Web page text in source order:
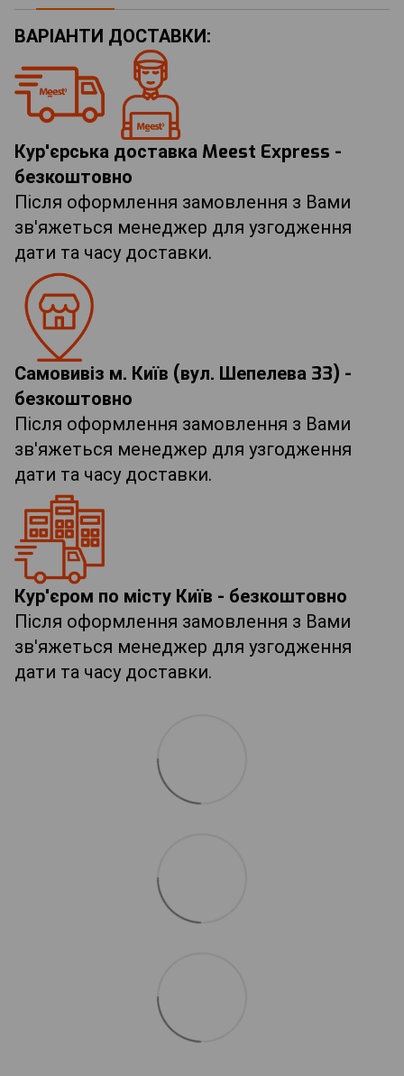
ВАРІАНТИ ДОСТАВКИ:
Кур'єрська доставка Meest Express -
безкоштовно
Після оформлення замовлення з Вами
зв'яжеться менеджер для узгодження
дати та часу доставки.
Самовивіз м. Київ (вул. Шепелева 33) -
безкоштовно
Після оформлення замовлення з Вами
зв'яжеться менеджер для узгодження
дати та часу доставки.
Кур'єром по місту Київ - безкоштовно
Після оформлення замовлення з Вами
зв'яжеться менеджер для узгодження
дати та часу доставки.